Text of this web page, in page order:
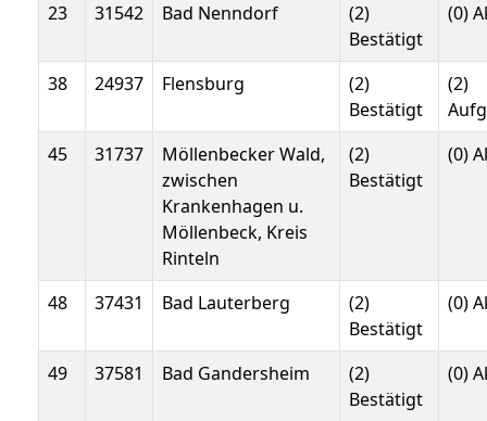
23 31542 Bad Nenndorf
(2)
Bestätigt
(0)
38 24937 Flensburg
(2)
Bestätigt
(2)
45
31737
Möllenbecker Wald,
zwischen
Krankenhagen u.
Möllenbeck, Kreis
Rinteln
(2)
Bestätigt
(0)
48 37431 Bad Lauterberg
(2)
Bestätigt
(0)
49 37581 Bad Gandersheim
(2)
Bestätigt
(0)